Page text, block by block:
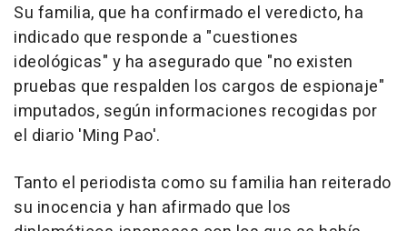
Su familia, que ha confirmado el veredicto, ha
indicado que responde a "cuestiones
ideológicas" y ha asegurado que "no existen
pruebas que respalden los cargos de espionaje"
imputados, según informaciones recogidas por
el diario 'Ming Pao'.
Tanto el periodista como su familia han reiterado
su inocencia y han afirmado que los